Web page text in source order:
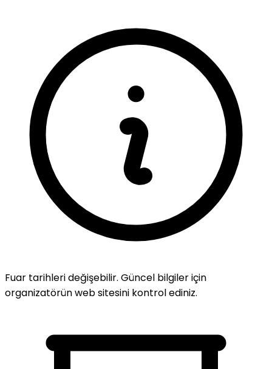
Fuar tarihleri değişebilir. Güncel bilgiler için
organizatörün web sitesini kontrol ediniz.